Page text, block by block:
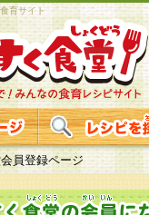
育サイト
員登録ページ